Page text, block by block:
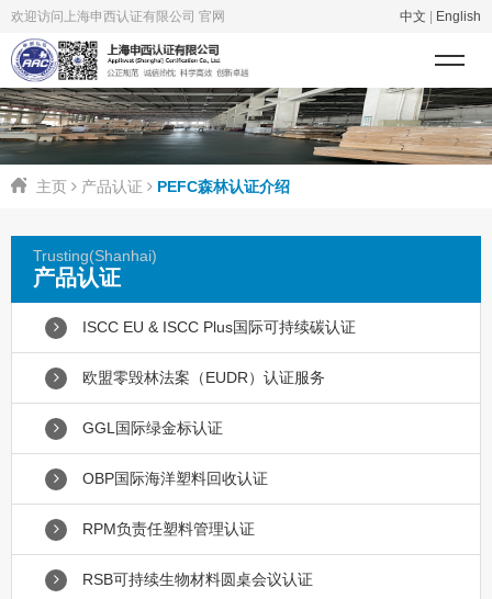
欢迎访问上海申西认证有限公司 官网 中文 English
主页 产品认证 PEFC森林认证介绍
Trusting(Shanhai)
产品认证
ISCC EU & ISCC Plus国际可持续碳认证
欧盟零毁林法案（EUDR）认证服务
GGL国际绿金标认证
OBP国际海洋塑料回收认证
RPM负责任塑料管理认证
RSB可持续生物材料圆桌会议认证